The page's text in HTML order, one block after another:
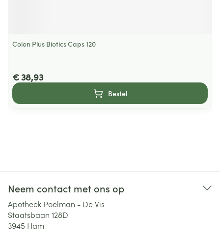
Colon Plus Biotics Caps 120
€ 38,93
Bestel
Neem contact met ons op
Apotheek Poelman - De Vis
Staatsbaan 128D
3945 Ham